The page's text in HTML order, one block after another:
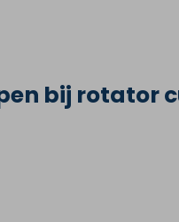
bij rotator